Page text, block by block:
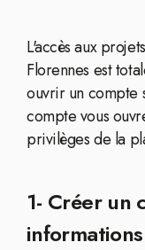
L'accès aux
Florennes est
ouvrir un compte
compte vous
privilèges de la
1- Créer un